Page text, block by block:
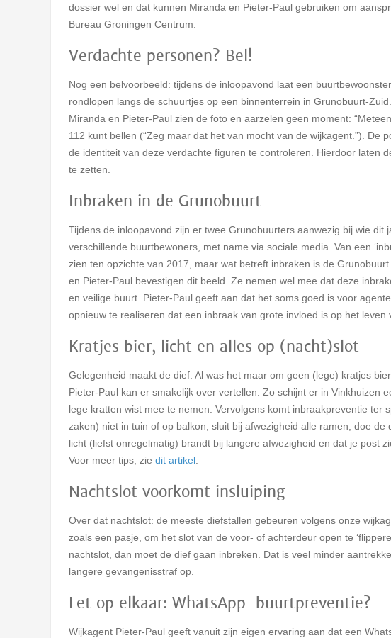
dossier wel en dat kunnen Miranda en Pieter-Paul gebruiken om
Bureau Groningen Centrum.
Verdachte personen? Bel!
Nog een belvoorbeeld: tijdens de inloopavond laat een
rondlopen langs de schuurtjes op een binnenterrein in Grunobuurt-
Miranda en Pieter-Paul zien de foto en aarzelen geen moment:
112 kunt bellen (“Zeg maar dat het van mocht van de wijkagent.”). De
de identiteit van deze verdachte figuren te controleren. Hierdoor laten
te zetten.
Inbraken in de Grunobuurt
Tijdens de inloopavond zijn er twee Grunobuurters aanwezig bij wie
verschillende buurtbewoners, met name via sociale media. Van een
zien ten opzichte van 2017, maar wat betreft inbraken is de
en Pieter-Paul bevestigen dit beeld. Ze nemen wel mee dat deze
en veilige buurt. Pieter-Paul geeft aan dat het soms goed is voor
opnieuw te realiseren dat een inbraak van grote invloed is op het leven
Kratjes bier, licht en alles op (nacht)slot
Gelegenheid maakt de dief. Al was het maar om geen (lege) kratjes
Pieter-Paul kan er smakelijk over vertellen. Zo schijnt er in Vinkhuizen
lege kratten wist mee te nemen. Vervolgens komt inbraakpreventie
zaken) niet in tuin of op balkon, sluit bij afwezigheid alle ramen, doe
licht (liefst onregelmatig) brandt bij langere afwezigheid en dat je post
Voor meer tips, zie dit artikel
Nachtslot voorkomt insluiping
Over dat nachtslot: de meeste diefstallen gebeuren volgens onze
zoals een pasje, om het slot van de voor- of achterdeur open te
nachtslot, dan moet de dief gaan inbreken. Dat is veel minder
langere gevangenisstraf op.
Let op elkaar: WhatsApp-buurtpreventie?
Wijkagent Pieter-Paul geeft vanuit zijn eigen ervaring aan dat een